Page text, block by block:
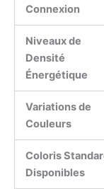
Connexion
Niveaux de
Densité
Énergétique
Variations de
Couleurs
Coloris
Disponibles